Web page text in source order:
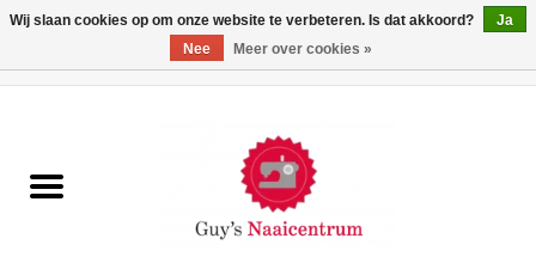
Machines
Wij slaan cookies op om onze website te verbeteren. Is dat akkoord?
Ja
Nee
Meer over cookies »